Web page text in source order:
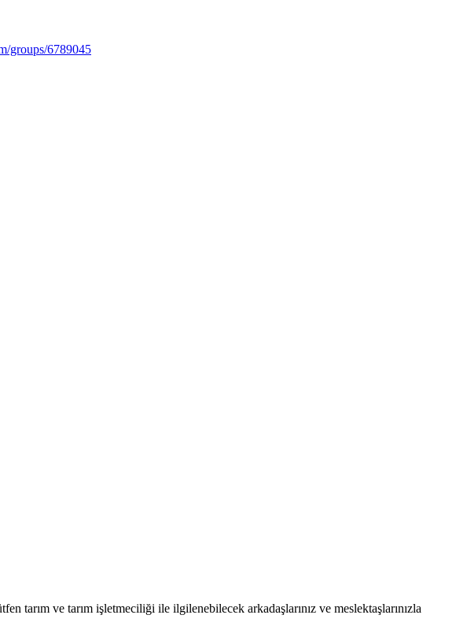
groups/6789045
tarım ve tarım işletmeciliği ile ilgilenebilecek arkadaşlarınız ve meslektaşlarınızla